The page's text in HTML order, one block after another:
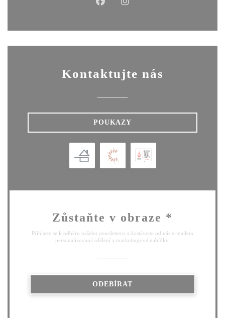
Facebook ((otevře se v novém
Kontaktujte nás
POUKAZY
Zůstaňte v obraze *
Přihlaste se k odběru našeho newsletteru a dostávejte od nás e-mailem
personalizovaná sdělení a marketingové nabídky.
ODEBÍRAT